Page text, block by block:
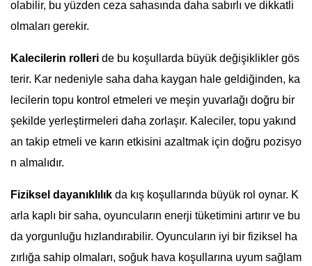
olabilir, bu yüzden ceza sahasında daha sabırlı ve dikkatli
olmaları gerekir.
Kalecilerin rolleri de bu koşullarda büyük değişiklikler gös
terir. Kar nedeniyle saha daha kaygan hale geldiğinden, ka
lecilerin topu kontrol etmeleri ve meşin yuvarlağı doğru bir
şekilde yerleştirmeleri daha zorlaşır. Kaleciler, topu yakınd
an takip etmeli ve karın etkisini azaltmak için doğru pozisyo
n almalıdır.
Fiziksel dayanıklılık da kış koşullarında büyük rol oynar. K
arla kaplı bir saha, oyuncuların enerji tüketimini artırır ve bu
da yorgunluğu hızlandırabilir. Oyuncuların iyi bir fiziksel ha
zırlığa sahip olmaları, soğuk hava koşullarına uyum sağlam